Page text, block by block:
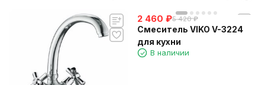
2 460 ₽5 420 ₽
Смеситель VIKO V-3224
для кухни
В наличии